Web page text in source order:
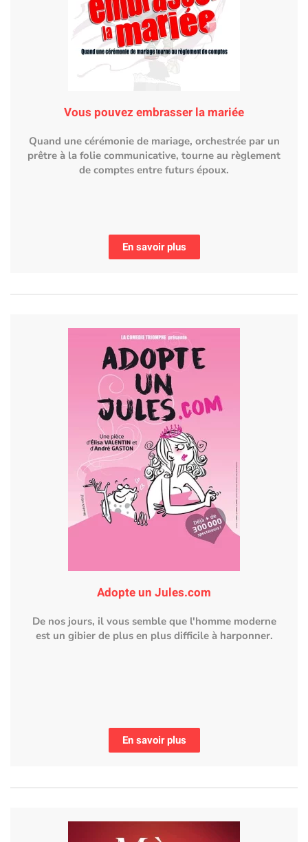
Vous pouvez embrasser la mariée
Quand une cérémonie de mariage, orchestrée par un
prêtre à la folie communicative, tourne au règlement
de comptes entre futurs époux.
En savoir plus
Adopte un Jules.com
De nos jours, il vous semble que l'homme moderne
est un gibier de plus en plus difficile à harponner.
En savoir plus